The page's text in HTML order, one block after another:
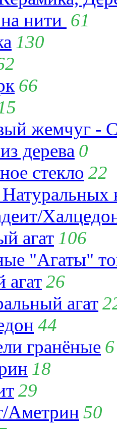
нити 61
130
66
жемчуг -
дерева 0
стекло 22
агат 106
"Агаты"
агат26
агат
44
гранёные 6
18
29
Аметрин 50